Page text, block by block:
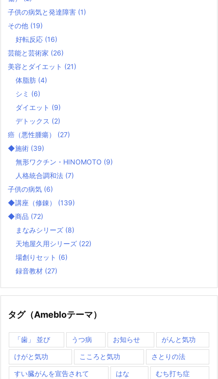
子供の病気と発達障害 (1)
その他 (19)
好転反応 (16)
芸能と芸術家 (26)
美容とダイエット (21)
体脂肪 (4)
シミ (6)
ダイエット (9)
デトックス (2)
癌（悪性腫瘍） (27)
◆施術 (39)
無形ワクチン・HINOMOTO (9)
人格統合調和法 (7)
子供の病気 (6)
◆講座（修錬） (139)
◆商品 (72)
まなみシリーズ (8)
天地屋久用シリーズ (22)
場創りセット (6)
録音教材 (27)
タグ（Amebloテーマ）
「歯」 並び うつ病 お知らせ がんと気功
けがと気功 こころと気功 さとりの法
すい臓がんを宣告されて はな むち打ち症